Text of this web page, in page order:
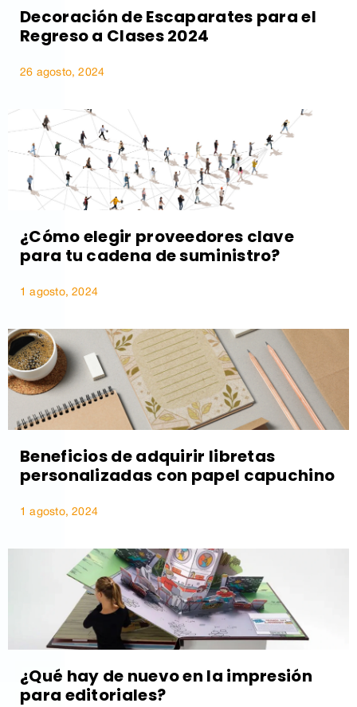
Decoración de Escaparates para el
Regreso a Clases 2024
26 agosto, 2024
¿Cómo elegir proveedores clave
para tu cadena de suministro?
1 agosto, 2024
Beneficios de adquirir libretas
personalizadas con papel capuchino
1 agosto, 2024
¿Qué hay de nuevo en la impresión
para editoriales?